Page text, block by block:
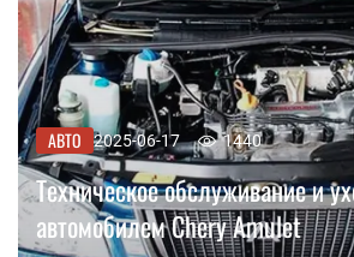
АВТО 2025-06-17 1440
Техническое обслуживание и
автомобилем Chery Amulet